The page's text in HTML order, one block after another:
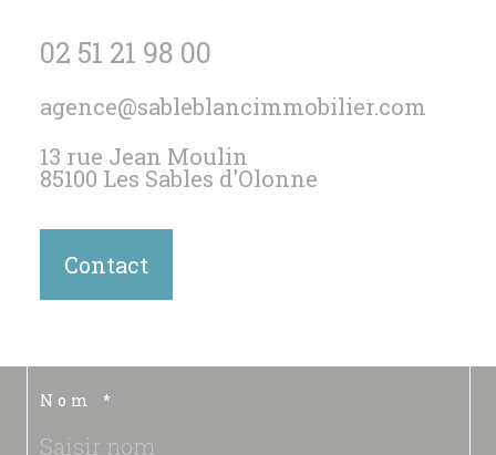
Nom *
02 51 21 98 00
agence@sableblancimmobilier.com
13 rue Jean Moulin
85100 Les Sables d'Olonne
Contact